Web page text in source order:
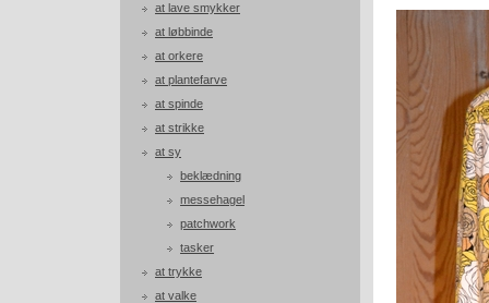
at lave smykker
at løbbinde
at orkere
at plantefarve
at spinde
at strikke
at sy
beklædning
messehagel
patchwork
tasker
at trykke
at valke